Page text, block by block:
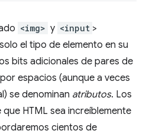
<img> y <input >
el tipo de elemento en su
bits adicionales de pares de
espacios (aunque a veces
se denominan atributos. Los
HTML sea increíblemente
cientos de